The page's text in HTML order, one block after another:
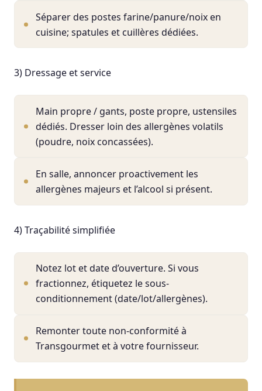
Séparer des postes farine/panure/noix en
cuisine; spatules et cuillères dédiées.
3) Dressage et service
Main propre / gants, poste propre, ustensiles
dédiés. Dresser loin des allergènes volatils
(poudre, noix concassées).
En salle, annoncer proactivement les
allergènes majeurs et l’alcool si présent.
4) Traçabilité simplifiée
Notez lot et date d’ouverture. Si vous
fractionnez, étiquetez le sous-
conditionnement (date/lot/allergènes).
Remonter toute non-conformité à
Transgourmet et à votre fournisseur.